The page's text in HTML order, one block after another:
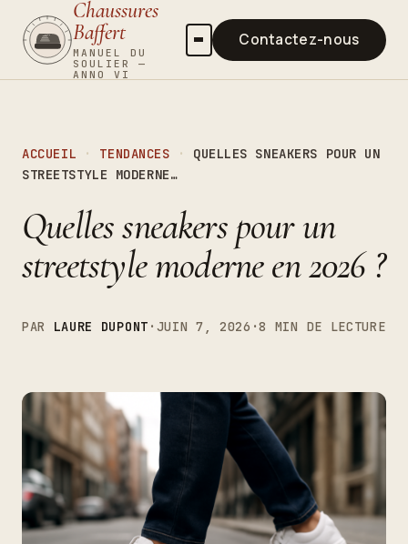
Chaussures
Baffert
MANUEL DU
SOULIER —
ANNO VI
Entretien
Tendances
Contactez-nous
ACCUEIL · TENDANCES ·
QUELLES SNEAKERS POUR UN
STREETSTYLE MODERNE…
Quelles sneakers pour un
streetstyle moderne en 2026 ?
PAR LAURE DUPONT · JUIN 7, 2026 ·8 MIN DE LECTURE